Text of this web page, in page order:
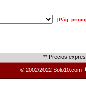
[Pág.
** Precios
© 2002/2022 Solo10.com